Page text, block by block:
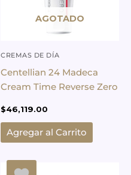
AGOTADO
CREMAS DE DÍA
Centellian 24 Madeca
Cream Time Reverse Zero
$46,119.00
Agregar al Carrito